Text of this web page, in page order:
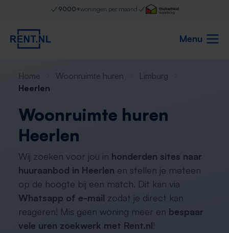
9000+woningen per maand
Menu
Home Woonruimte huren
Limburg
Heerlen
Woonruimte huren
Heerlen
Wij zoeken voor jou in honderden sites naar
huuraanbod in Heerlen en stellen je meteen
op de hoogte bij een match. Dit kan via
Whatsapp of e-mail zodat je direct kan
reageren! Mis geen woning meer en bespaar
vele uren zoekwerk met Rent.nl!